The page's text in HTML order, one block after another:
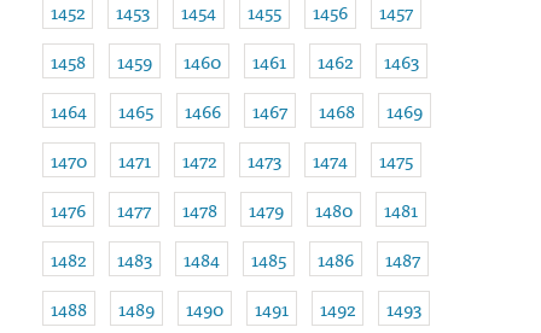
1452
1453 1454 1455 1456
1457
1458
1459 1460 1461 1462
1463
1464
1465 1466 1467 1468
1469
1470
1471 1472 1473 1474
1475
1476
1477 1478 1479 1480
1481
1482
1483 1484 1485 1486
1487
1488
1489 1490 1491 1492
1493